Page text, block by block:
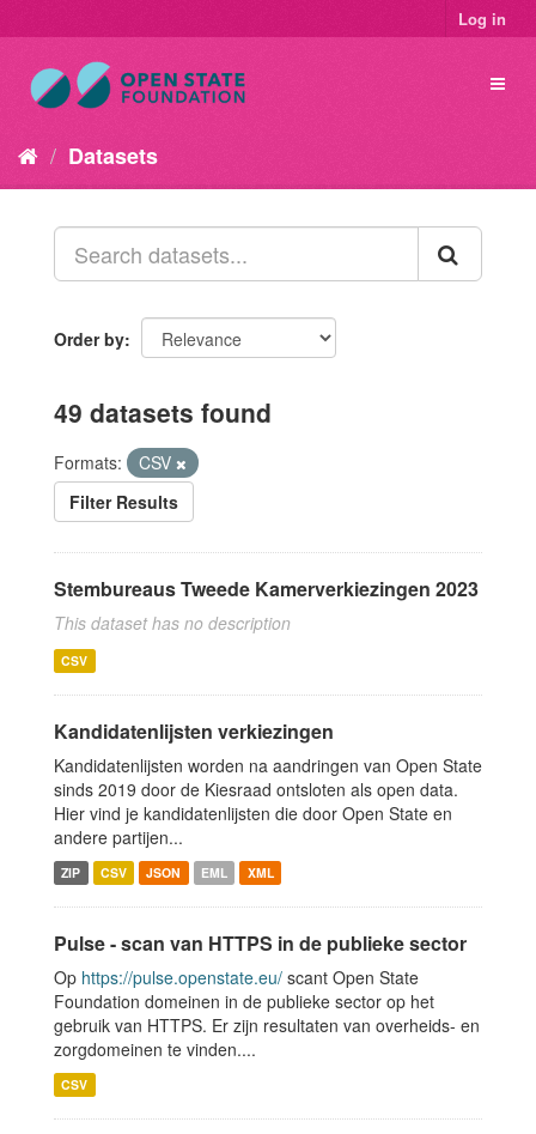
Log in
Datasets
Order by
49 datasets found
Formats:
CSV
Filter Results
Stembureaus Tweede Kamerverkiezingen 2023
This dataset has no description
CSV
Kandidatenlijsten verkiezingen
Kandidatenlijsten worden na aandringen van Open State
sinds 2019 door de Kiesraad ontsloten als open data.
Hier vind je kandidatenlijsten die door Open State en
andere partijen...
ZIP CSV JSON EML XML
Pulse - scan van HTTPS in de publieke sector
Op https://pulse.openstate.eu/ scant Open State
Foundation domeinen in de publieke sector op het
gebruik van HTTPS. Er zijn resultaten van overheids- en
zorgdomeinen te vinden....
CSV